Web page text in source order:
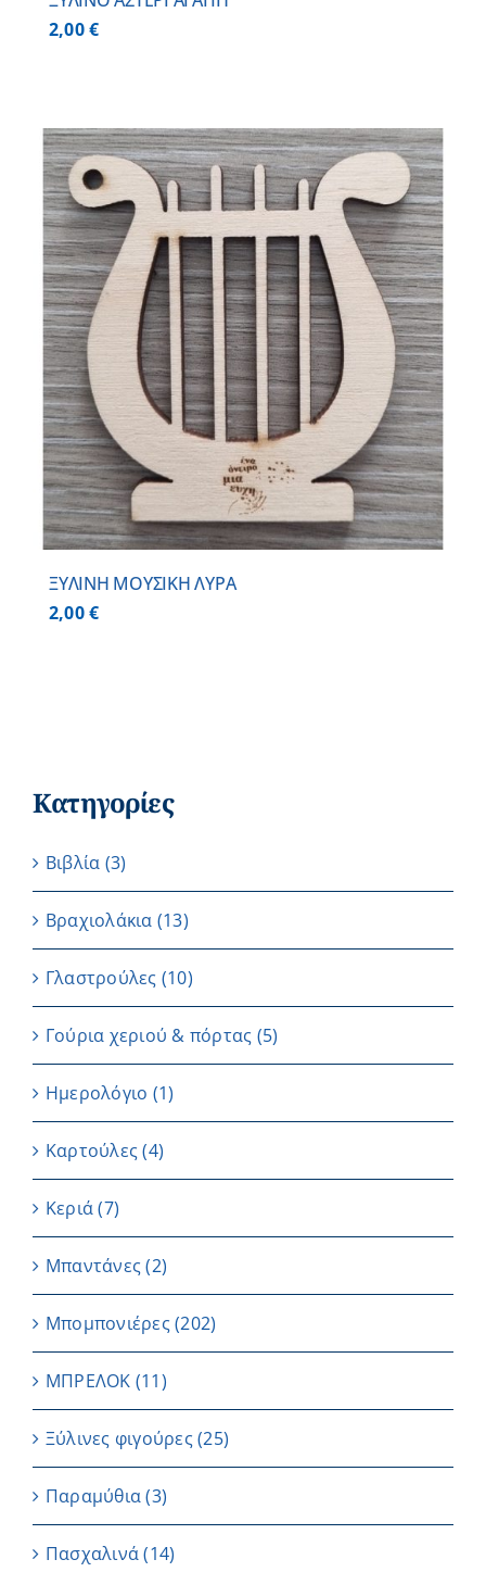
2,00€
ΞΥΛΙΝΗ ΜΟΥΣΙΚΗ ΛΥΡΑ
2,00€
Κατηγορίες
Βιβλία (3)
Βραχιολάκια (13)
Γλαστρούλες (10)
Γούρια χεριού & πόρτας (5)
Ημερολόγιο (1)
Καρτούλες (4)
Κεριά (7)
Μπαντάνες (2)
Μπομπονιέρες(202)
ΜΠΡΕΛΟΚ (11)
Ξύλινες φιγούρες(25)
Παραμύθια (3)
Πασχαλινά (14)